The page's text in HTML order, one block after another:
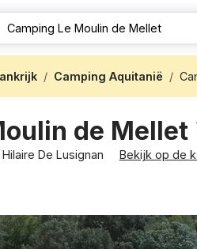
Camping Aquitanië
de Mellet
De Lusignan
Bekijk op de